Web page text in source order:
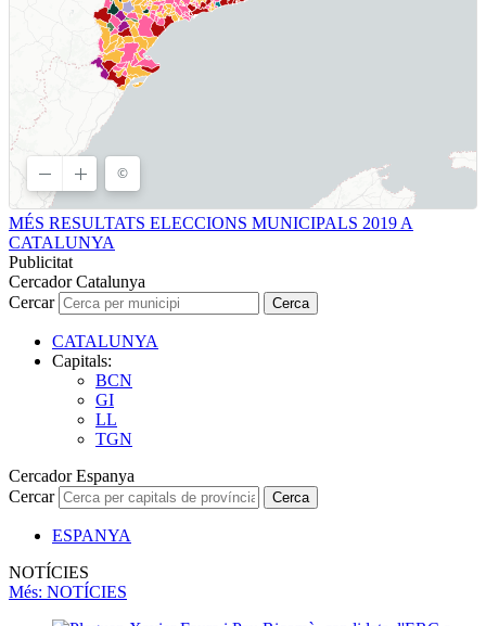
MÉS RESULTATS ELECCIONS MUNICIPALS 2019 A
CATALUNYA
Publicitat
Cercador Catalunya
Cercar
Cerca
CATALUNYA
Capitals:
BCN
GI
LL
TGN
Cercador Espanya
Cercar
Cerca
ESPANYA
NOTÍCIES
Més: NOTÍCIES